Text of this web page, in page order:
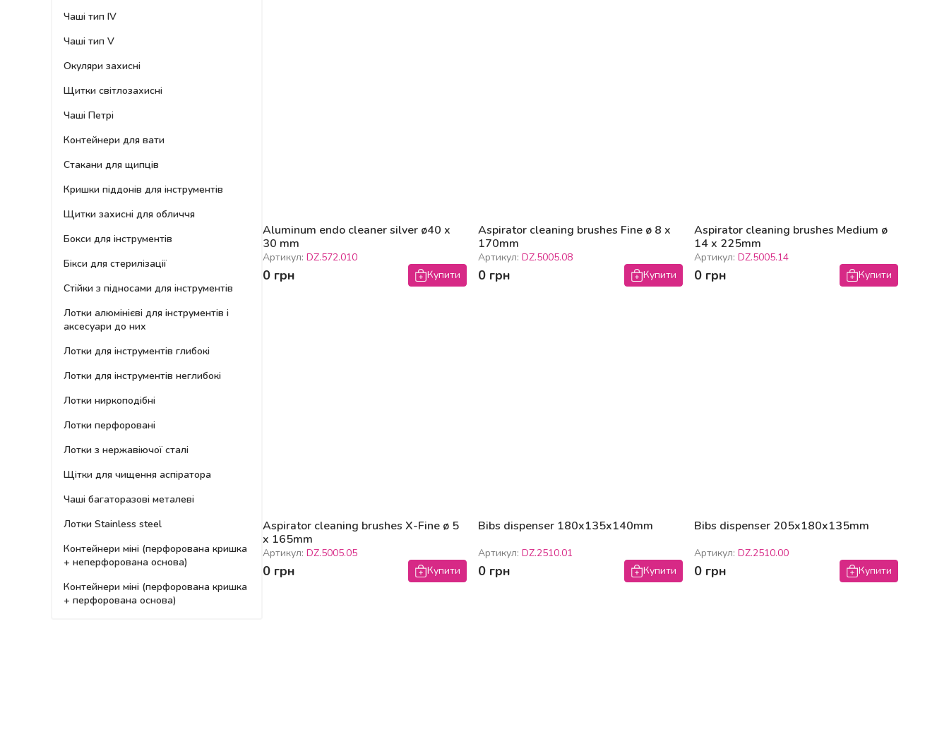
Чаші тип IV
Чаші тип V
Окуляри захисні
Щитки світлозахисні
Чаші Петрі
Контейнери для вати
Стакани для щипців
Кришки піддонів для інструментів
Щитки захисні для обличчя
Бокси для інструментів
Бікси для стерилізації
Стійки з підносами для інструментів
Лотки алюмінієві для інструментів і
аксесуари до них
Лотки для інструментів глибокі
Лотки для інструментів неглибокі
Лотки ниркоподібні
Лотки перфоровані
Лотки з нержавіючої сталі
Щітки для чищення аспіратора
Чаші багаторазові металеві
Лотки Stainless steel
Контейнери міні (перфорована кришка
+ неперфорована основа)
Контейнери міні (перфорована кришка
+ перфорована основа)
Aluminum endo cleaner silver ø40 x
30 mm
Артикул: DZ.572.010
0 грн Купити
Aspirator cleaning brushes Fine ø 8 x
170mm
Артикул: DZ.5005.08
0 грн Купити
Aspirator cleaning brushes Medium ø
14 x 225mm
Артикул: DZ.5005.14
0 грн Купити
Aspirator cleaning brushes X-Fine ø 5
x 165mm
Артикул: DZ.5005.05
0 грн Купити
Bibs dispenser 180x135x140mm
Артикул: DZ.2510.01
0 грн Купити
Bibs dispenser 205x180x135mm
Артикул: DZ.2510.00
0 грн Купити